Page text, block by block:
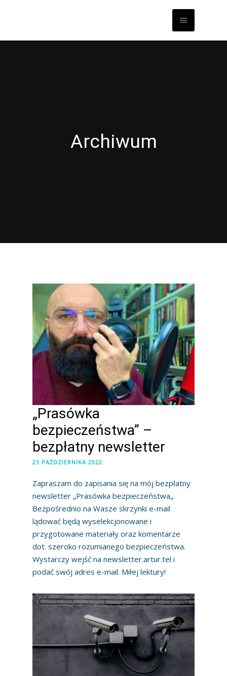
Archiwum
„Prasówka
bezpieczeństwa” –
bezpłatny newsletter
23 PAŹDZIERNIKA 2022
Zapraszam do zapisania się na mój bezpłatny
newsletter „Prasówka bezpieczeństwa„.
Bezpośrednio na Wasze skrzynki e-mail
lądować będą wyselekcjonowane i
przygotowane materiały oraz komentarze
dot. szeroko rozumianego bezpieczeństwa.
Wystarczy wejść na newsletter.artur.tel i
podać swój adres e-mail. Miłej lektury!